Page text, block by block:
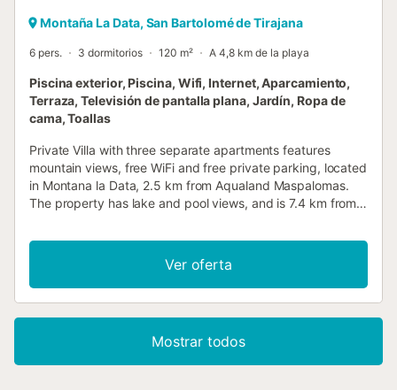
Montaña La Data, San Bartolomé de Tirajana
6 pers. 3 dormitorios 120 m² A 4,8 km de la playa
Piscina exterior, Piscina, Wifi, Internet, Aparcamiento,
Terraza, Televisión de pantalla plana, Jardín, Ropa de
cama, Toallas
Private Villa with three separate apartments features
mountain views, free WiFi and free private parking, located
in Montana la Data, 2.5 km from Aqualand Maspalomas.
The property has lake and pool views, and is 7.4 km from
Ver oferta
Mostrar todos